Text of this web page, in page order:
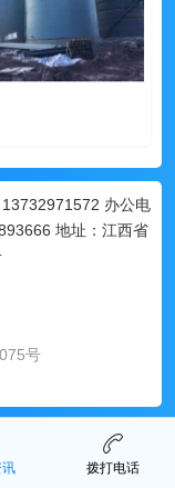
办公电
地址：江西省
号
拨打电话